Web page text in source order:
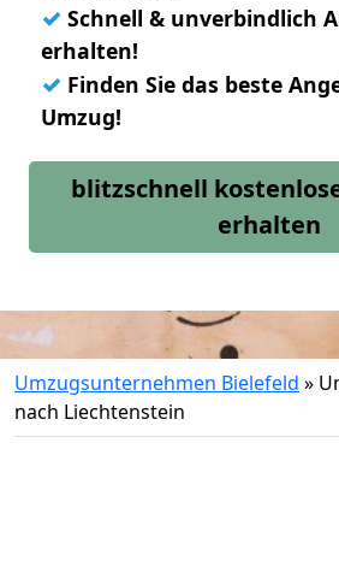
✓ Schnell & unverbindlich
erhalten!
✓ Finden Sie das beste
Umzug!
blitzschnell
erhalten
Umzugsunternehmen Bielefeld »
nach Liechtenstein